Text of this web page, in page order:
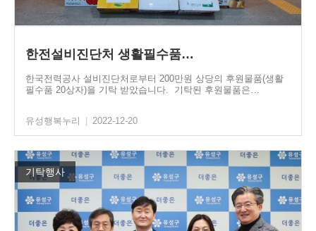
한전설비진단처 생활필수품…
한국전력공사 설비진단처로부터 200만원 상당의 후원물품(생활
필수품 20상자)을 기탁 받았습니다. 기탁된 후원물품은…
유성행복누리 2022-12-20
기탁행사